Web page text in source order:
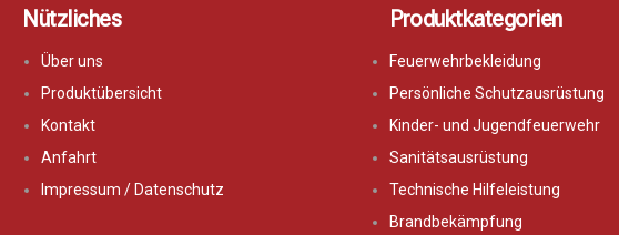
Nützliches
Über uns
Produktübersicht
Kontakt
Anfahrt
Impressum / Datenschutz
Produktkategorien
Feuerwehrbekleidung
Persönliche Schutzausrüstung
Kinder- und Jugendfeuerwehr
Sanitätsausrüstung
Technische Hilfeleistung
Brandbekämpfung